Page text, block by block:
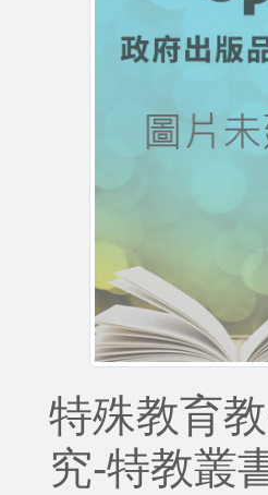
特殊教育
究-特教叢